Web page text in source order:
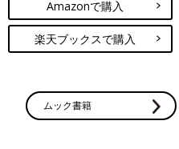
Amazonで購入
楽天ブックスで購入
ムック書籍